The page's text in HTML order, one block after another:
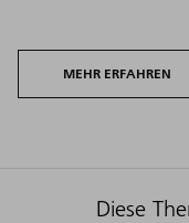
MEHR ERFAHREN
Diese